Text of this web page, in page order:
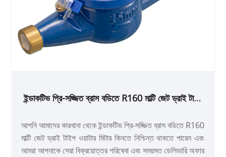
ইন্ডাকটিভ প্রি-সজ্জিত ব্রাস বডিতে R160 মাল্টি জেট ড্রাই টাইপ
আপনি আমাদের কারখানা থেকে ইন্ডাকটিভ প্রি-সজ্জিত ব্রাস বডিতে R160
মাল্টি জেট ড্রাই টাইপ ওয়াটার মিটার কিনতে নিশ্চিন্ত থাকতে পারেন এবং
আমরা আপনাকে সেরা বিক্রয়োত্তর পরিষেবা এবং সময়মত ডেলিভারি অফার